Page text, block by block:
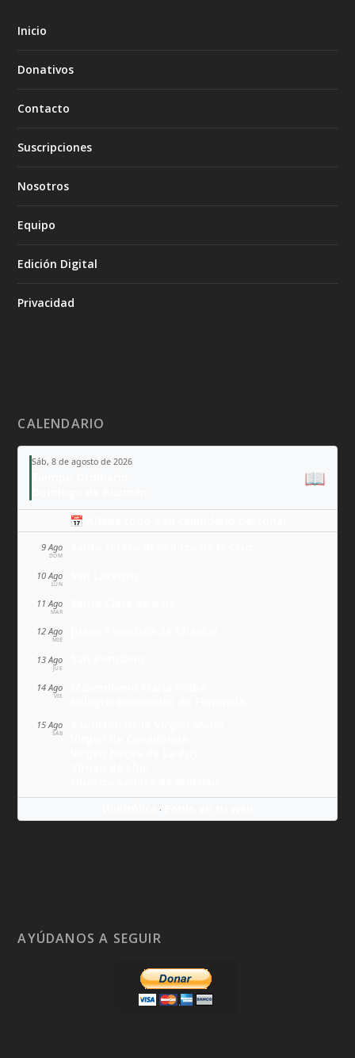
Inicio
Donativos
Contacto
Suscripciones
Nosotros
Equipo
Edición Digital
Privacidad
CALENDARIO
Sáb, 8 de agosto de 2026
📖
📅 Añade todo a tu calendario personal
9 Ago
DOM
10 Ago
LUN
11 Ago
MAR
12 Ago
MIÉ
13 Ago
JUE
14 Ago
VIE
15 Ago
SÁB
·
AYÚDANOS A SEGUIR